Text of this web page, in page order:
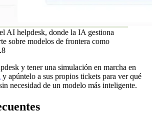
AI helpdesk, donde la IA gestiona
sobre modelos de frontera como
y tener una simulación en marcha en
y apúntelo a sus propios tickets para ver qué
necesidad de un modelo más inteligente.